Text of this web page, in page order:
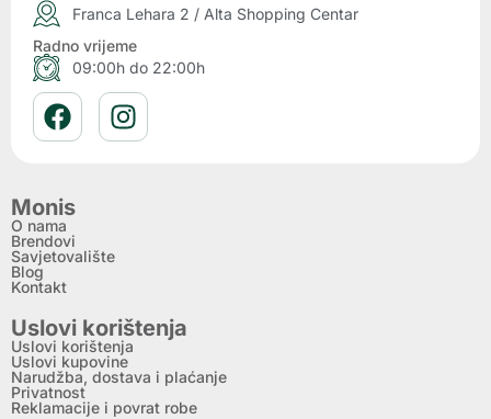
Franca Lehara 2 / Alta Shopping Centar
Radno vrijeme
09:00h do 22:00h
Monis
O nama
Brendovi
Savjetovalište
Blog
Kontakt
Uslovi korištenja
Uslovi korištenja
Uslovi kupovine
Narudžba, dostava i plaćanje
Privatnost
Reklamacije i povrat robe